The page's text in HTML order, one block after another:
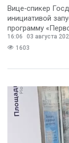
Вице‑спикер
инициативой
программу
предполагает
16:06
03 августа
1603